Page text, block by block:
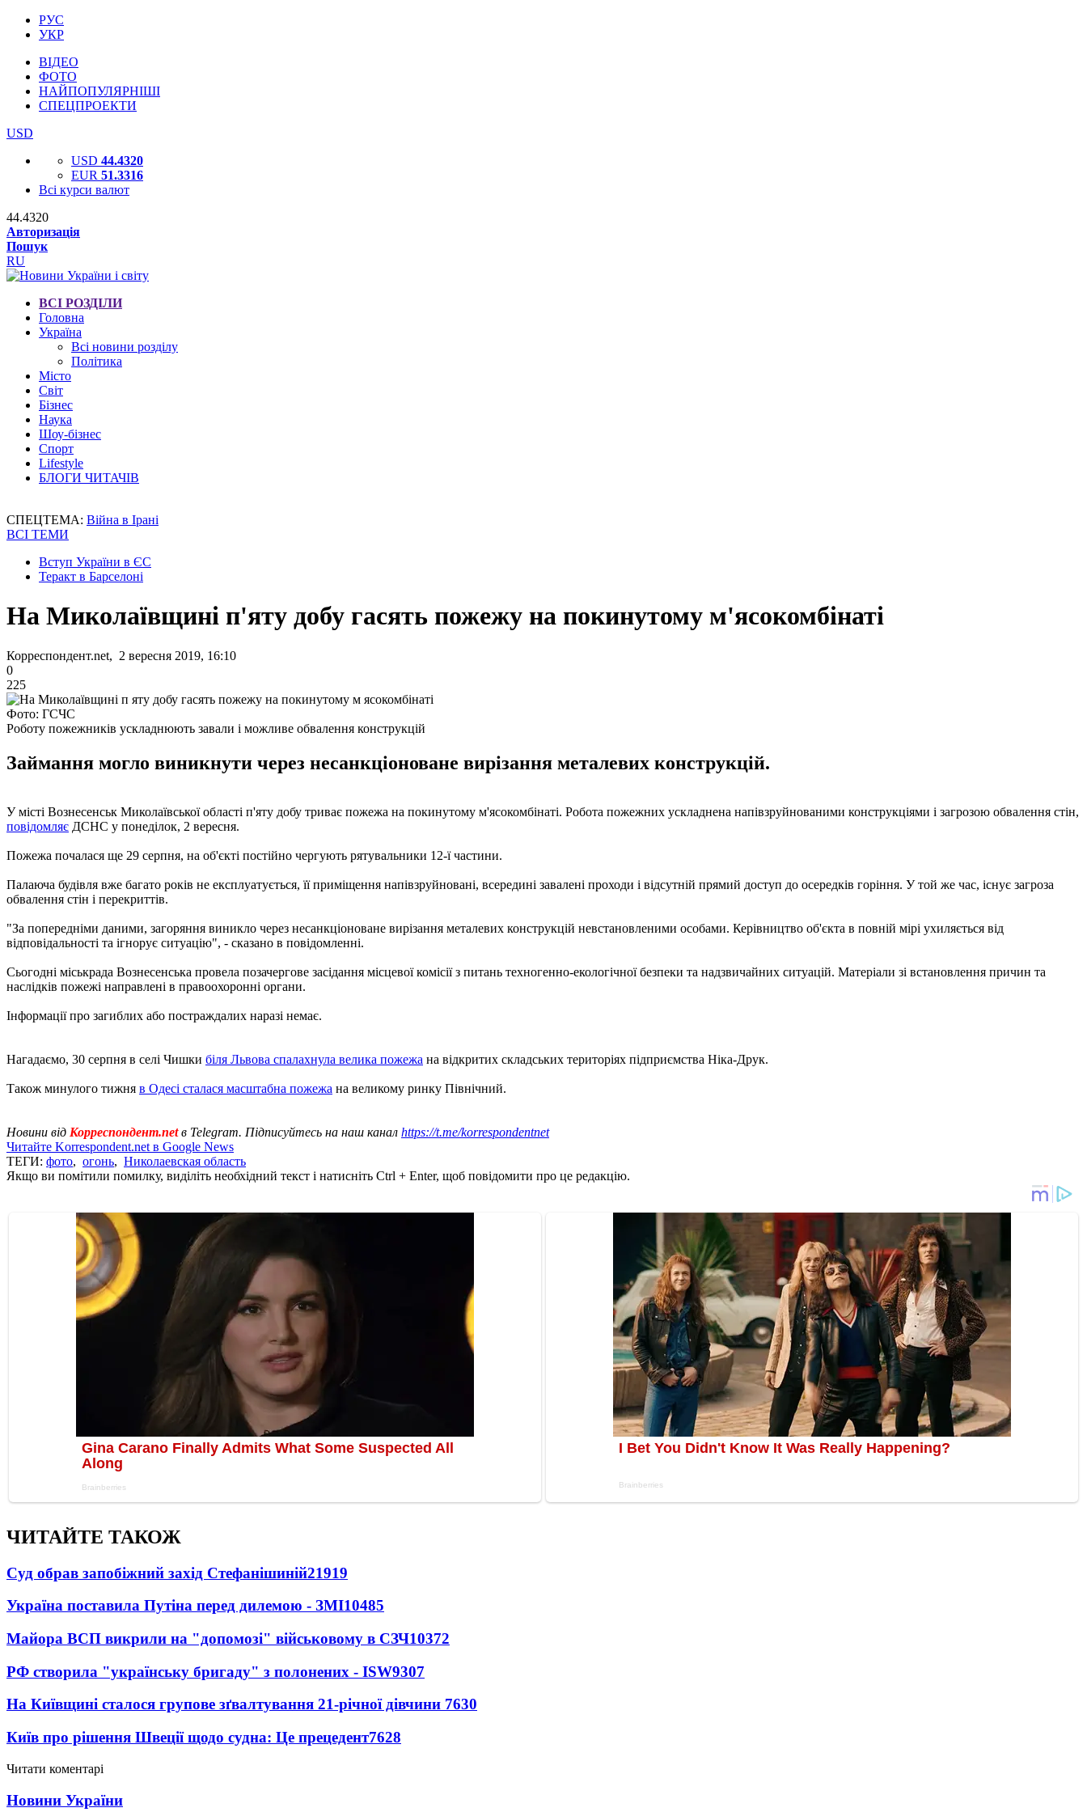
РУС
УКР
ВІДЕО
ФОТО
НАЙПОПУЛЯРНІШІ
СПЕЦПРОЕКТИ
USD
USD 44.4320
EUR 51.3316
Всі курси валют
44.4320
Авторизація
Пошук
RU
ВСІ РОЗДІЛИ
Головна
Україна
Всі новини розділу
Політика
Місто
Світ
Бізнес
Наука
Шоу-бізнес
Спорт
Lifestyle
БЛОГИ ЧИТАЧІВ
СПЕЦТЕМА: Війна в Ірані
ВСІ ТЕМИ
Вступ України в ЄС
Теракт в Барселоні
На Миколаївщині п'яту добу гасять пожежу на покинутому м'ясокомбінаті
Корреспондент.net, 2 вересня 2019, 16:10
0
225
Фото: ГСЧС
Роботу пожежників ускладнюють завали і можливе обвалення конструкцій
Займання могло виникнути через несанкціоноване вирізання металевих конструкцій.
У місті Вознесенськ Миколаївської області п'яту добу триває пожежа на покинутому м'ясокомбінаті. Робота пожежних ускладнена напівзруйнованими конструкціями і загрозою обвалення стін,
повідомляє ДСНС у понеділок, 2 вересня.
Пожежа почалася ще 29 серпня, на об'єкті постійно чергують рятувальники 12-ї частини.
Палаюча будівля вже багато років не експлуатується, її приміщення напівзруйновані, всередині завалені проходи і відсутній прямий доступ до осередків горіння. У той же час, існує загроза
обвалення стін і перекриттів.
"За попередніми даними, загоряння виникло через несанкціоноване вирізання металевих конструкцій невстановленими особами. Керівництво об'єкта в повній мірі ухиляється від
відповідальності та ігнорує ситуацію", - сказано в повідомленні.
Сьогодні міськрада Вознесенська провела позачергове засідання місцевої комісії з питань техногенно-екологічної безпеки та надзвичайних ситуацій. Матеріали зі встановлення причин та
наслідків пожежі направлені в правоохоронні органи.
Інформації про загиблих або постраждалих наразі немає.
Нагадаємо, 30 серпня в селі Чишки біля Львова спалахнула велика пожежа на відкритих складських територіях підприємства Ніка-Друк.
Також минулого тижня в Одесі сталася масштабна пожежа на великому ринку Північний.
Новини від Корреспондент.netв Telegram. Підписуйтесь на наш канал https://t.me/korrespondentnet
Читайте Korrespondent.net в Google News
ТЕГИ: фото, огонь, Николаевская область
Якщо ви помітили помилку, виділіть необхідний текст і натисніть Ctrl + Enter, щоб повідомити про це редакцію.
ЧИТАЙТЕ ТАКОЖ
Суд обрав запобіжний захід Стефанішиній21919
Україна поставила Путіна перед дилемою - ЗМІ10485
Майора ВСП викрили на "допомозі" військовому в СЗЧ10372
РФ створила "українську бригаду" з полонених - ISW9307
На Київщині сталося групове зґвалтування 21-річної дівчини 7630
Київ про рішення Швеції щодо судна: Це прецедент7628
Читати коментарі
Новини України